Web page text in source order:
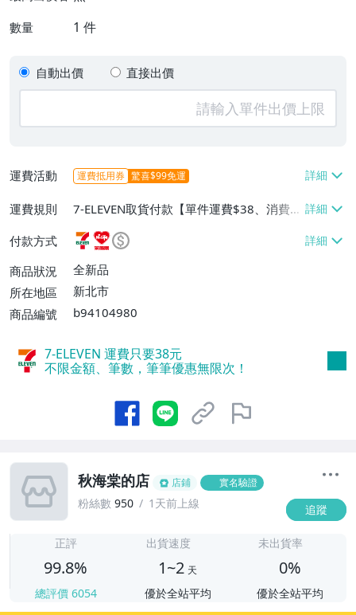
數量 1 件
自動出價 直接出價
運費活動 運費抵用券 驚喜$99免運
運費規則
7-ELEVEN取貨付款【單件運費$38、消費滿
$2000免運費】、萊爾富取貨付款【單件運
費$60、消費滿$2000免運費】、面交/自
取/不寄送【免運費】、郵局掛號【單件運
費$80、消費滿$2000免運費】
付款方式
商品狀況
全新品
所在地區
新北市
商品編號
b94104980
7-ELEVEN 運費只要38元
不限金額、筆數，筆筆優惠無限次！
秋海棠的店 店鋪 實名驗證
粉絲數 950 1天前上線 追蹤
正評
99.8%
總評價 6054
出貨速度
1~2 天
優於全站平均
未出貨率
0%
優於全站平均